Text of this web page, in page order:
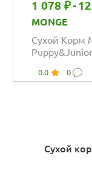
1 078 ₽-
MONGE
Сухой Корм
0.0 0
Сухой